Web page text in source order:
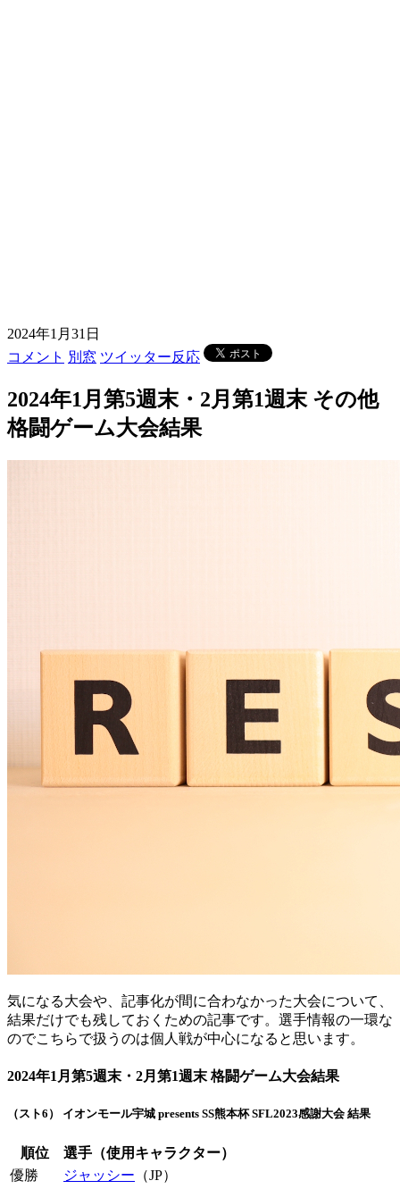
2024年1月31日
コメント 別窓 ツイッター反応
2024年1月第5週末・2月第1週末 その他
格闘ゲーム大会結果
気になる大会や、記事化が間に合わなかった大会について、
結果だけでも残しておくための記事です。選手情報の一環な
のでこちらで扱うのは個人戦が中心になると思います。
2024年1月第5週末・2月第1週末 格闘ゲーム大会結果
（スト6） イオンモール宇城 presents SS熊本杯 SFL2023感謝大会 結果
順位
選手（使用キャラクター）
優勝
ジャッシー （JP）